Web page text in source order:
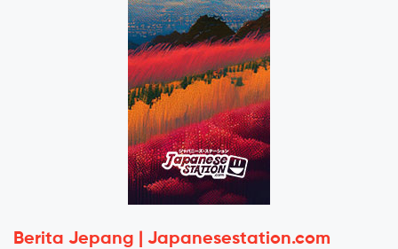
Berita Jepang | Japanesestation.com